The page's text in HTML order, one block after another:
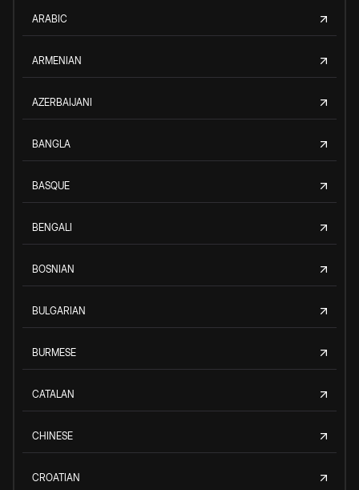
ARABIC
ARMENIAN
AZERBAIJANI
BANGLA
BASQUE
BENGALI
BOSNIAN
BULGARIAN
BURMESE
CATALAN
CHINESE
CROATIAN